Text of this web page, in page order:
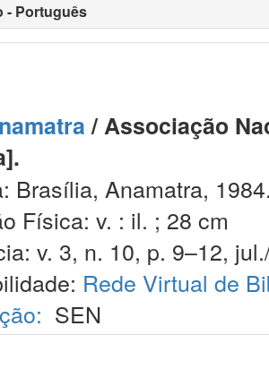
- Português
/ Associação
Brasília, Anamatra,
Física: v. : il. ; 28 cm
v. 3, n. 10, p. 9–12,
Rede Virtual de
SEN